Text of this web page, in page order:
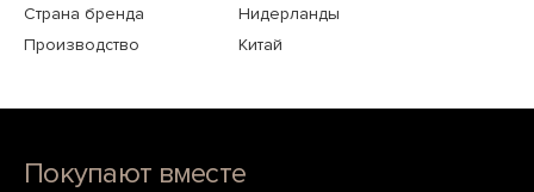
Страна бренда
Нидерланды
Производство
Китай
Покупают вместе